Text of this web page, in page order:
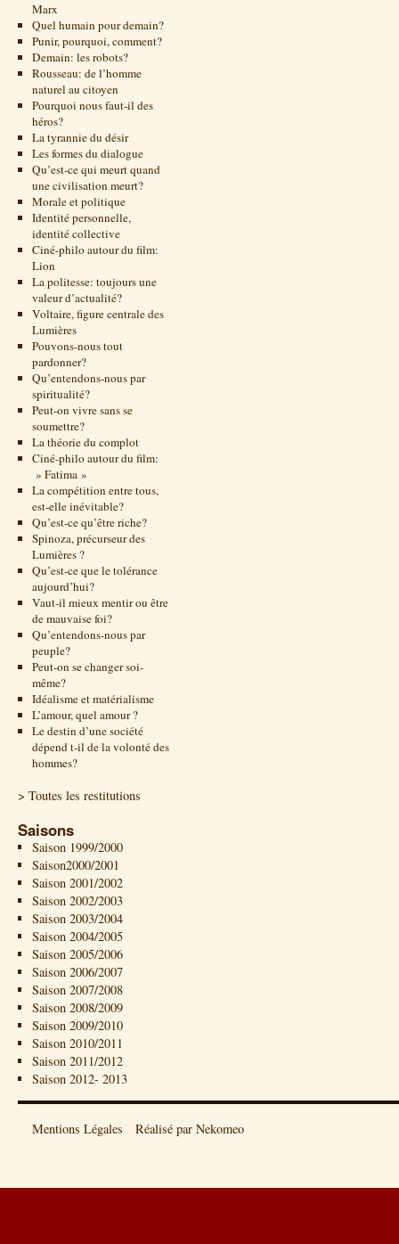
Marx
Quel humain pour demain?
Punir, pourquoi, comment?
Demain: les robots?
Rousseau: de l’homme
naturel au citoyen
Pourquoi nous faut-il des
héros?
La tyrannie du désir
Les formes du dialogue
Qu’est-ce qui meurt quand
une civilisation meurt?
Morale et politique
Identité personnelle,
identité collective
Ciné-philo autour du film:
Lion
La politesse: toujours une
valeur d’actualité?
Voltaire, figure centrale des
Lumières
Pouvons-nous tout
pardonner?
Qu’entendons-nous par
spiritualité?
Peut-on vivre sans se
soumettre?
La théorie du complot
Ciné-philo autour du film:
» Fatima »
La compétition entre tous,
est-elle inévitable?
Qu’est-ce qu’être riche?
Spinoza, précurseur des
Lumières ?
Qu’est-ce que le tolérance
aujourd’hui?
Vaut-il mieux mentir ou être
de mauvaise foi?
Qu’entendons-nous par
peuple?
Peut-on se changer soi-
même?
Idéalisme et matérialisme
L’amour, quel amour ?
Le destin d’une société
dépend t-il de la volonté des
hommes?
> Toutes les restitutions
Saisons
Saison 1999/2000
Saison2000/2001
Saison 2001/2002
Saison 2002/2003
Saison 2003/2004
Saison 2004/2005
Saison 2005/2006
Saison 2006/2007
Saison 2007/2008
Saison 2008/2009
Saison 2009/2010
Saison 2010/2011
Saison 2011/2012
Saison 2012- 2013
Mentions Légales Réalisé par Nekomeo